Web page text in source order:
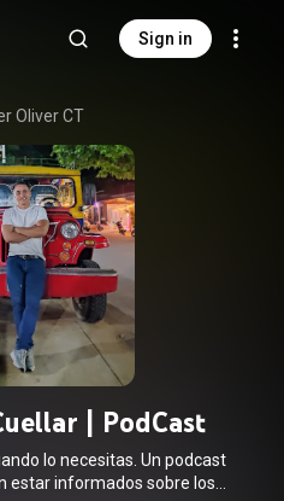
Sign in
Oliver CT
| PodCast
lo necesitas. Un podcast
estar informados sobre los